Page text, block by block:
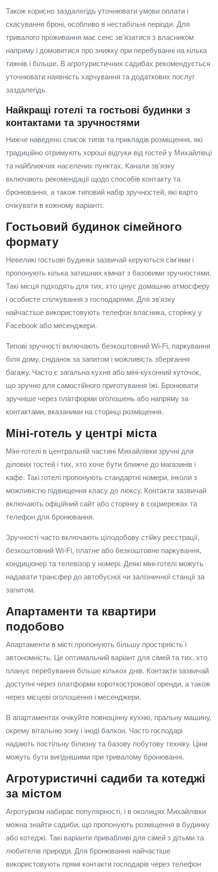
Також корисно заздалегідь уточнювати умови оплати і
скасування броні, особливо в нестабільні періоди. Для
тривалого проживання має сенс зв'язатися з власником
напряму і домовитися про знижку при перебуванні на кілька
тижнів і більше. В агротуристичних садибах рекомендується
уточнювати наявність харчування та додаткових послуг
заздалегідь.
Найкращі готелі та гостьові будинки з
контактами та зручностями
Нижче наведено список типів та прикладів розміщення, які
традиційно отримують хороші відгуки від гостей у Михайлівці
та найближчих населених пунктах. Канали зв'язку
включають рекомендації щодо способів контакту та
бронювання, а також типовий набір зручностей, які варто
очікувати в кожному варіанті.
Гостьовий будинок сімейного
формату
Невеликі гостьові будинки зазвичай керуються сім'ями і
пропонують кілька затишних кімнат з базовими зручностями.
Такі місця підходять для тих, хто цінує домашню атмосферу
і особисте спілкування з господарями. Для зв'язку
найчастіше використовують телефон власника, сторінку у
Facebook або месенджери.
Типові зручності включають безкоштовний Wi‑Fi, паркування
біля дому, сніданок за запитом і можливість зберігання
багажу. Часто є загальна кухня або міні-кухонний куточок,
що зручно для самостійного приготування їжі. Бронювати
зручніше через платформи оголошень або напряму за
контактами, вказаними на сторінці розміщення.
Міні-готель у центрі міста
Міні-готелі в центральній частині Михайлівки зручні для
ділових гостей і тих, хто хоче бути ближче до магазинів і
кафе. Такі готелі пропонують стандартні номери, інколи з
можливістю підвищення класу до люксу. Контакти зазвичай
включають офіційний сайт або сторінку в соцмережах та
телефон для бронювання.
Зручності часто включають цілодобову стійку реєстрації,
безкоштовний Wi‑Fi, платне або безкоштовне паркування,
кондиціонер та телевізор у номері. Деякі міні-готелі можуть
надавати трансфер до автобусної чи залізничної станції за
запитом.
Апартаменти та квартири
подобово
Апартаменти в місті пропонують більшу простірність і
автономність. Це оптимальний варіант для сімей та тих, хто
планує перебування більше кількох днів. Контакти зазвичай
доступні через платформи короткострокової оренди, а також
через місцеві оголошення і месенджери.
В апартаментах очікуйте повноцінну кухню, пральну машину,
окрему вітальню зону і іноді балкон. Часто господарі
надають постільну білизну та базову побутову техніку. Ціни
можуть бути вигіднішими при тривалому бронюванні.
Агротуристичні садиби та котеджі
за містом
Агротуризм набирає популярності, і в околицях Михайлівки
можна знайти садиби, що пропонують розміщення в будинку
або котеджі. Такі варіанти привабливі для сімей з дітьми та
любителів природи. Для бронювання найчастіше
використовують прямі контакти господарів через телефон